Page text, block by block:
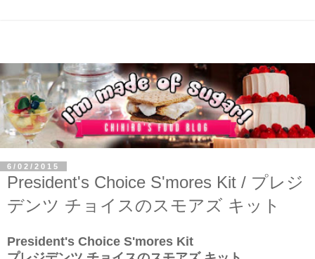
6/02/2015
President's Choice S'mores Kit / プレジ
デンツ チョイスのスモアズ キット
President's Choice S'mores Kit